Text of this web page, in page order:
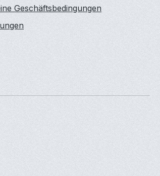
Geschäftsbedingungen